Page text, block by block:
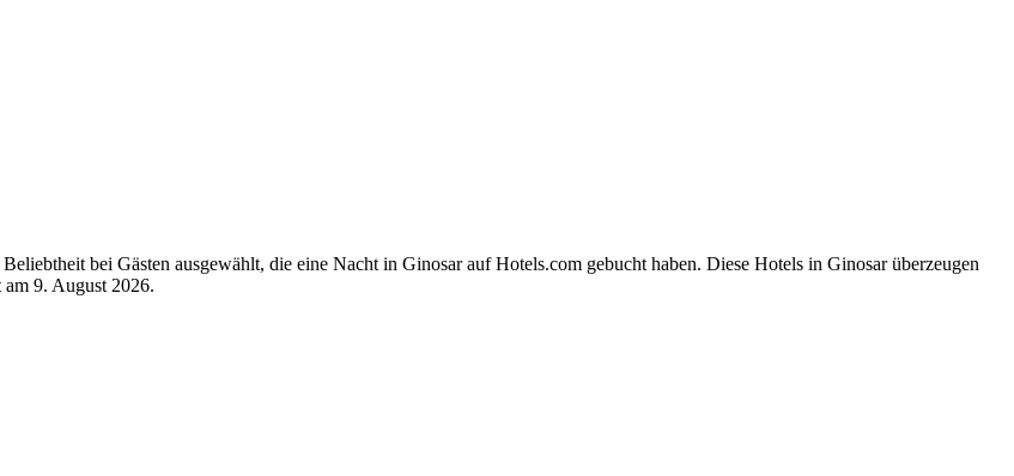
bei Gästen ausgewählt, die eine Nacht in Ginosar auf Hotels.com gebucht haben. Diese Hotels in Ginosar überzeugen
am 9. August 2026.